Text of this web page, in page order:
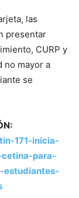
las
presentar
CURP y
no mayor a
se
171-inicia-
para-
estudiantes-